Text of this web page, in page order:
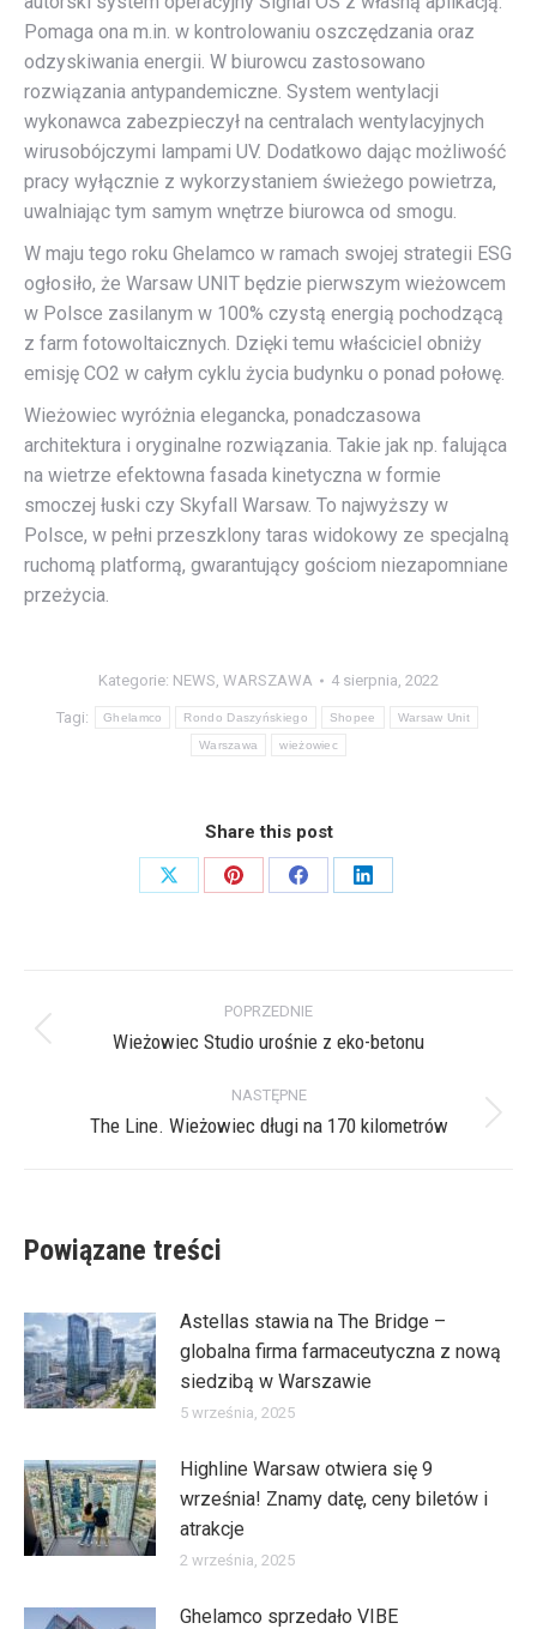
Pomaga ona m.in. w kontrolowaniu oszczędzania oraz
odzyskiwania energii. W biurowcu zastosowano
rozwiązania antypandemiczne. System wentylacji
wykonawca zabezpieczył na centralach wentylacyjnych
wirusobójczymi lampami UV. Dodatkowo dając możliwość
pracy wyłącznie z wykorzystaniem świeżego powietrza,
uwalniając tym samym wnętrze biurowca od smogu.
W maju tego roku Ghelamco w ramach swojej strategii ESG
ogłosiło, że Warsaw UNIT będzie pierwszym wieżowcem
w Polsce zasilanym w 100% czystą energią pochodzącą
z farm fotowoltaicznych. Dzięki temu właściciel obniży
emisję CO2 w całym cyklu życia budynku o ponad połowę.
Wieżowiec wyróżnia elegancka, ponadczasowa
architektura i oryginalne rozwiązania. Takie jak np. falująca
na wietrze efektowna fasada kinetyczna w formie
smoczej łuski czy Skyfall Warsaw. To najwyższy w
Polsce, w pełni przeszklony taras widokowy ze specjalną
ruchomą platformą, gwarantujący gościom niezapomniane
przeżycia.
Kategorie: NEWS, WARSZAWA 4 sierpnia, 2022
Tagi: Ghelamco Rondo Daszyńskiego Shopee Warsaw Unit
Warszawa wieżowiec
Share this post
Share
Share
Share
Share
wpisów
POPRZEDNIE
Poprzedni
Wieżowiec Studio urośnie z eko-betonu
NASTĘPNE
Następny
The Line. Wieżowiec długi na 170 kilometrów
Powiązane treści
Astellas stawia na The Bridge –
globalna firma farmaceutyczna z nową
siedzibą w Warszawie
5 września, 2025
Highline Warsaw otwiera się 9
września! Znamy datę, ceny biletów i
atrakcje
2 września, 2025
Ghelamco sprzedało VIBE